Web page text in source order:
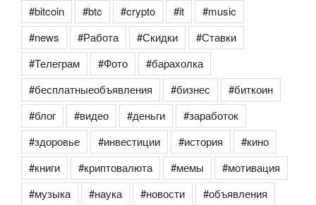
#bitcoin #btc #crypto #it
#music
#news
#Работа #Скидки
#Ставки
#Телеграм
#Фото
#барахолка
#бесплатныеобъявления
#бизнес
#биткоин
#блог
#видео #деньги
#заработок
#здоровье
#инвестиции #история
#кино
#книги
#криптовалюта #мемы
#мотивация
#музыка
#наука #новости
#объявления